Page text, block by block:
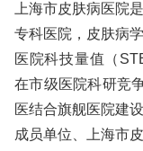
上海市皮肤病医院
专科医院，皮肤病
医院科技量值（
在市级医院科研竞
医结合旗舰医院建
成员单位、上海市